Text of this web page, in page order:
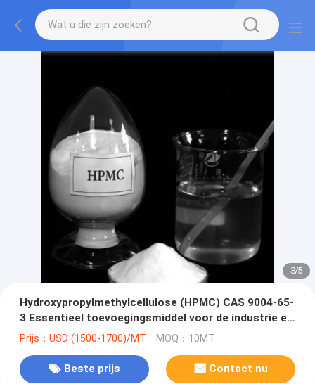
3/5
Hydroxypropylmethylcellulose (HPMC) CAS 9004-65-
3 Essentieel toevoegingsmiddel voor de industrie en
de bouw
Prijs：USD (1500-1700)/MT MOQ：10MT
Beste prijs Contact nu